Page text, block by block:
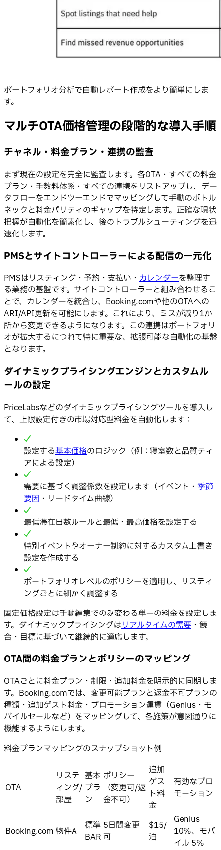
ポートフォリオ分析で自動レポート作成をより簡単にしま
す。
マルチOTA価格管理の段階的な導入手順
チャネル・料金プラン・連携の監査
まず現在の設定を完全に監査します。各OTA・すべての料金
プラン・手数料体系・すべての連携をリストアップし、デー
タフローをエンドツーエンドでマッピングして手動のボトル
ネックと料金パリティのギャップを特定します。正確な現状
把握が自動化を簡素化し、後のトラブルシューティングを迅
速化します。
PMSとサイトコントローラーによる配信の一元化
PMSはリスティング・予約・支払い・ カレンダーを整理す
る業務の基盤です。サイトコントローラーと組み合わせるこ
とで、カレンダーを統合し、Booking.comや他のOTAへの
ARI/API更新を可能にします。これにより、ミスが減り1か
所から変更できるようになります。この連携はポートフォリ
オが拡大するにつれて特に重要な、拡張可能な自動化の基盤
となります。
ダイナミックプライシングエンジンとカスタムル
ールの設定
PriceLabsなどのダイナミックプライシングツールを導入し
て、上限設定付きの市場対応型料金を自動化します：
設定する基本価格のロジック（例：寝室数と品質ティ
アによる設定）
需要に基づく調整係数を設定します（イベント・ 季節
要因 ・リードタイム曲線）
最低滞在日数ルールと最低・最高価格を設定する
特別イベントやオーナー制約に対するカスタム上書き
設定を作成する
ポートフォリオレベルのポリシーを適用し、リスティ
ングごとに細かく調整する
固定価格設定は手動編集でのみ変わる単一の料金を設定しま
す。ダイナミックプライシングはリアルタイムの需要 ・競
合・目標に基づいて継続的に適応します。
OTA間の料金プランとポリシーのマッピング
OTAごとに料金プラン・制限・追加料金を明示的に同期しま
す。Booking.comでは、変更可能プランと返金不可プランの
種類・追加ゲスト料金・プロモーション運賃（Genius・モ
バイルセールなど）をマッピングして、各施策が意図通りに
機能するようにします。
料金プランマッピングのスナップショット例
OTA
リステ
ィング/
部屋
基本
プラ
ン
ポリシー
（変更可/返
金不可）
追加
ゲス
ト料
金
有効なプロ
モーション
Booking.com 物件A
標準
BAR
5日間変更
可
$15/
泊
Genius
10%、モバ
イル 5%